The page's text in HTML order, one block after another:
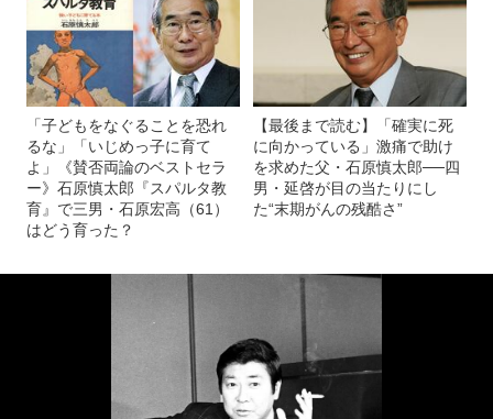
「子どもをなぐることを恐れ
るな」「いじめっ子に育て
よ」《賛否両論のベストセラ
ー》石原慎太郎『スパルタ教
育』で三男・石原宏高（61）
はどう育った？
【最後まで読む】「確実に死
に向かっている」激痛で助け
を求めた父・石原慎太郎──四
男・延啓が目の当たりにし
た“末期がんの残酷さ”